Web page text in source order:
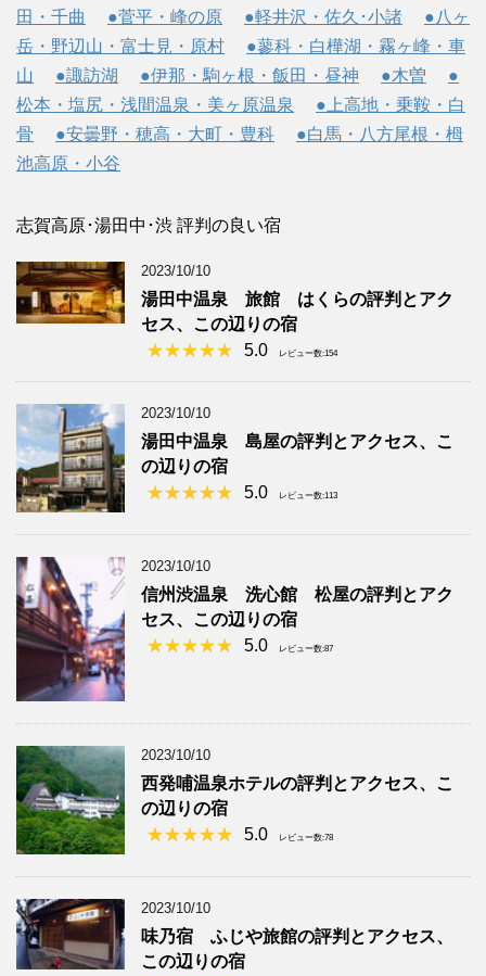
田・千曲
●菅平・峰の原 ●軽井沢・佐久･小諸
●八ヶ
岳・野辺山・富士見・原村
●蓼科・白樺湖・霧ヶ峰・車
山
●諏訪湖 ●伊那・駒ヶ根・飯田・昼神 ●木曽
●
松本・塩尻・浅間温泉・美ヶ原温泉
●上高地・乗鞍・白
骨
●安曇野・穂高・大町・豊科
●白馬・八方尾根・栂
池高原・小谷
志賀高原･湯田中･渋 評判の良い宿
2023/10/10
湯田中温泉 旅館 はくらの評判とアク
セス、この辺りの宿
5.0
レビュー数:154
2023/10/10
湯田中温泉 島屋の評判とアクセス、こ
の辺りの宿
5.0
レビュー数:113
2023/10/10
信州渋温泉 洗心館 松屋の評判とアク
セス、この辺りの宿
5.0
レビュー数:87
2023/10/10
西発哺温泉ホテルの評判とアクセス、こ
の辺りの宿
5.0
レビュー数:78
2023/10/10
味乃宿 ふじや旅館の評判とアクセス、
この辺りの宿